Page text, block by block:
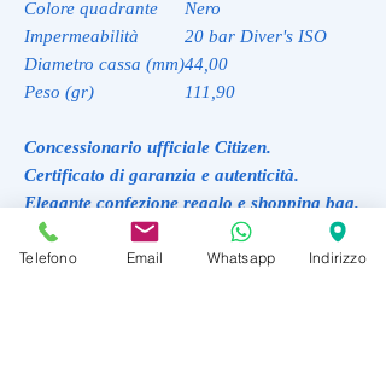
Colore quadrante
Nero
Impermeabilità
20 bar Diver's ISO
Diametro cassa (mm)44,00
Peso (gr)
111,90
Concessionario ufficiale Citizen.
Certificato di garanzia e autenticità.
Elegante confezione regalo e shopping bag.
Spedizione gratuita
Telefono Email Whatsapp Indirizzo